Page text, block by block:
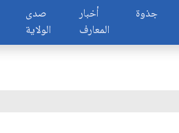
صدى
الولاية
أخبار
المعارف
جذوة